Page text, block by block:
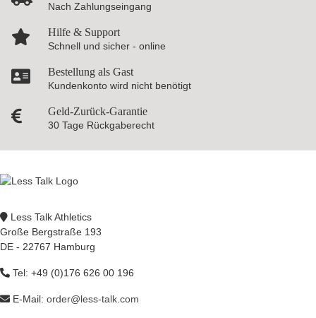
Nach Zahlungseingang
Hilfe & Support
Schnell und sicher - online
Bestellung als Gast
Kundenkonto wird nicht benötigt
Geld-Zurück-Garantie
30 Tage Rückgaberecht
Less Talk Athletics
Große Bergstraße 193
DE - 22767 Hamburg
Tel: +49 (0)176 626 00 196
E-Mail: order@less-talk.com